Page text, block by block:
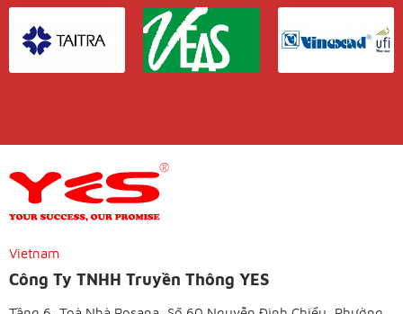
Vietnam
Công Ty TNHH Truyền Thông YES